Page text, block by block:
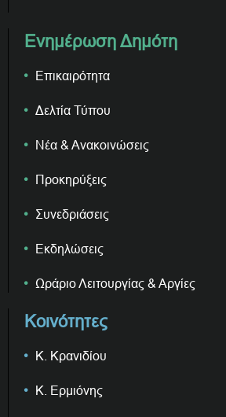
Ενημέρωση Δημότη
Επικαιρότητα
Δελτία Τύπου
Νέα & Ανακοινώσεις
Προκηρύξεις
Συνεδριάσεις
Εκδηλώσεις
Ωράριο Λειτουργίας & Αργίες
Κοινότητες
Κ. Κρανιδίου
Κ. Ερμιόνης